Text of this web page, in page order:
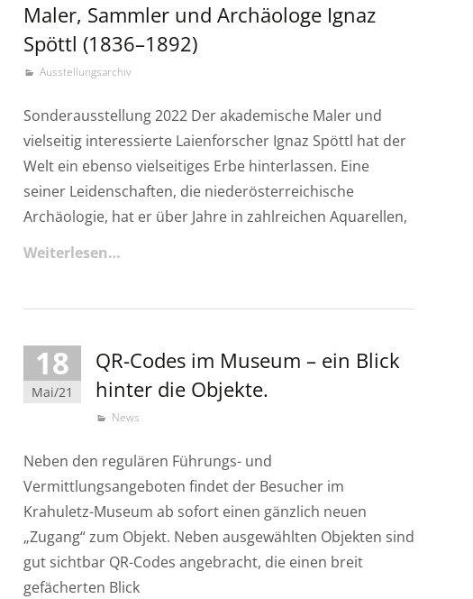
Maler, Sammler und Archäologe Ignaz
Spöttl (1836–1892)
Ausstellungsarchiv
Sonderausstellung 2022 Der akademische Maler und
vielseitig interessierte Laienforscher Ignaz Spöttl hat der
Welt ein ebenso vielseitiges Erbe hinterlassen. Eine
seiner Leidenschaften, die niederösterreichische
Archäologie, hat er über Jahre in zahlreichen Aquarellen,
Weiterlesen…
18
Mai/21
QR-Codes im Museum – ein Blick
hinter die Objekte.
News
Neben den regulären Führungs- und
Vermittlungsangeboten findet der Besucher im
Krahuletz-Museum ab sofort einen gänzlich neuen
„Zugang“ zum Objekt. Neben ausgewählten Objekten sind
gut sichtbar QR-Codes angebracht, die einen breit
gefächerten Blick